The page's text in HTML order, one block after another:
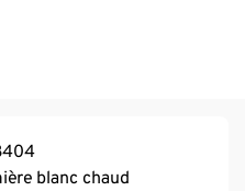
blanc chaud